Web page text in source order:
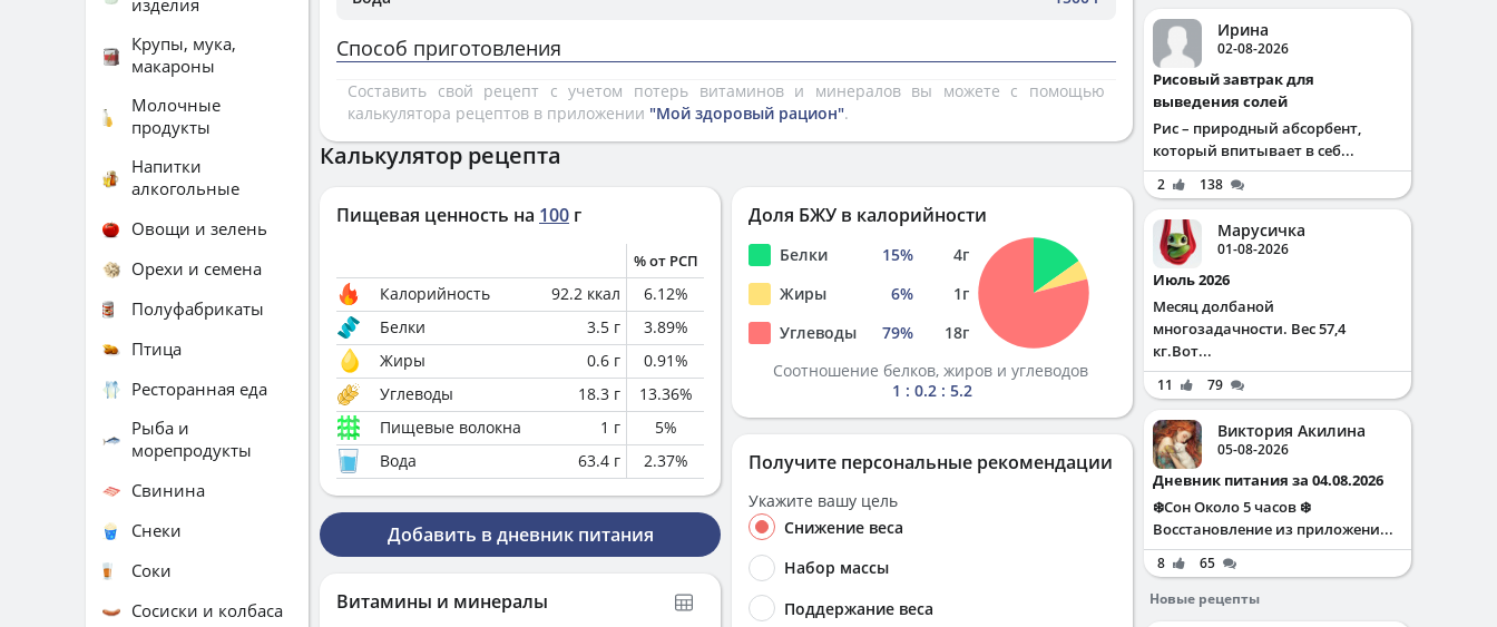
Способ приготовления
Составить свой рецепт с учетом потерь витаминов и минералов вы можете с помощью
калькулятора рецептов в приложении "Мой здоровый рацион".
Калькулятор рецепта
Пищевая ценность на 100 г
% от РСП
Калорийность 92.2 ккал 6.12%
Белки
3.5 г 3.89%
Жиры
0.6 г 0.91%
Углеводы
18.3 г 13.36%
Пищевые волокна
1 г 5%
Вода
63.4 г 2.37%
Добавить в дневник питания
Витамины и минералы
Доля БЖУ в калорийности
Белки 15% 4г
Жиры
6% 1г
Углеводы
79% 18г
Соотношение белков, жиров и углеводов
1 : 0.2 : 5.2
Получите персональные рекомендации
Укажите вашу цель
Снижение веса
Набор массы
Поддержание веса
изделия
Крупы, мука,
макароны
Молочные
продукты
Напитки
алкогольные
Овощи и зелень
Орехи и семена
Полуфабрикаты
Птица
Ресторанная еда
Рыба и
морепродукты
Свинина
Снеки
Соки
Сосиски и колбаса
Ирина
02-08-2026
Рисовый завтрак для
выведения солей
Рис – природный абсорбент,
который впитывает в себ...
2 138
Марусичка
01-08-2026
Июль 2026
Месяц долбаной
многозадачности. Вес 57,4
кг.Вот...
11 79
Виктория Акилина
05-08-2026
Дневник питания за 04.08.2026
❄️Сон Около 5 часов ❄️
Восстановление из приложени...
8
65
Новые рецепты